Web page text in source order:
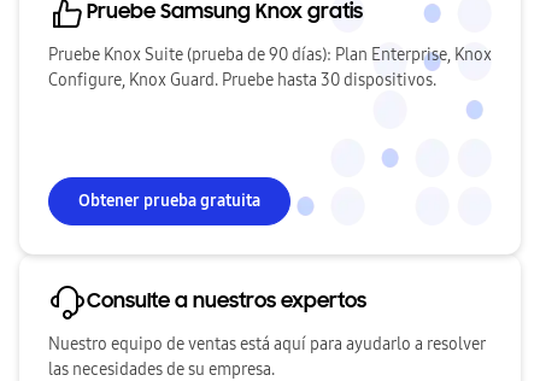
Pruebe Samsung Knox gratis
Pruebe Knox Suite (prueba de 90 días): Plan Enterprise, Knox
Configure, Knox Guard. Pruebe hasta 30 dispositivos.
Obtener prueba gratuita
Consulte a nuestros expertos
Nuestro equipo de ventas está aquí para ayudarlo a resolver
las necesidades de su empresa.